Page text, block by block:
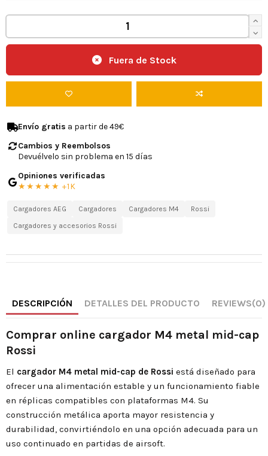
Fuera de Stock
Envío gratis a partir de 49€
Cambios y Reembolsos
Devuélvelo sin problema en 15 días
Opiniones verificadas
★★★★★ +1K
Cargadores AEG Cargadores Cargadores M4
Rossi
Cargadores y accesorios Rossi
DESCRIPCIÓN DETALLES DEL PRODUCTO REVIEWS(0)
Comprar online cargador M4 metal mid-cap
Rossi
El cargador M4 metal mid-cap de Rossi está diseñado para
ofrecer una alimentación estable y un funcionamiento fiable
en réplicas compatibles con plataformas M4. Su
construcción metálica aporta mayor resistencia y
durabilidad, convirtiéndolo en una opción adecuada para un
uso continuado en partidas de airsoft.